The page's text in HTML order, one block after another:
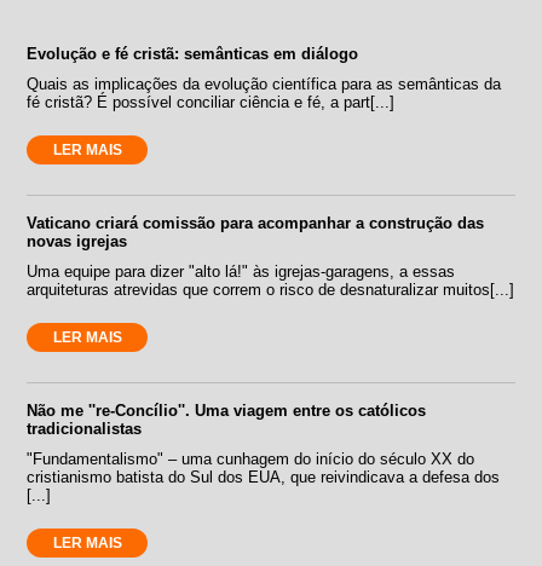
Evolução e fé cristã: semânticas em diálogo
Quais as implicações da evolução científica para as semânticas da
fé cristã? É possível conciliar ciência e fé, a part[...]
LER MAIS
Vaticano criará comissão para acompanhar a construção das
novas igrejas
Uma equipe para dizer "alto lá!" às igrejas-garagens, a essas
arquiteturas atrevidas que correm o risco de desnaturalizar muitos[...]
LER MAIS
Não me ''re-Concílio''. Uma viagem entre os católicos
tradicionalistas
"Fundamentalismo" – uma cunhagem do início do século XX do
cristianismo batista do Sul dos EUA, que reivindicava a defesa dos
[...]
LER MAIS